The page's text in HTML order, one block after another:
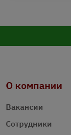
О компании
Вакансии
Сотрудники